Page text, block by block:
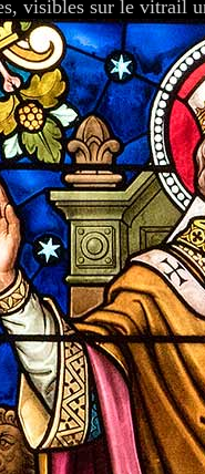
visibles sur le vitrail